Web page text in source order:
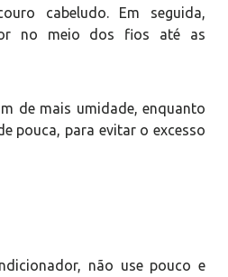
cabeludo. Em seguida,
no meio dos fios até as
de mais umidade, enquanto
pouca, para evitar o excesso
não use pouco e